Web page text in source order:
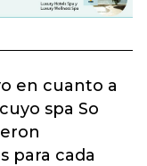
en cuanto a
spa So
para cada